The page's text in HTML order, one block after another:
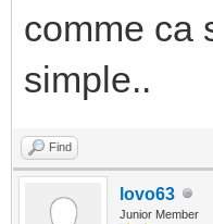
comme ca
simple..
Find
lovo63
Junior Member